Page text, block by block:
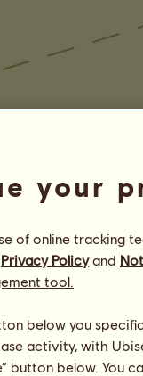
your
of online tracking
Privacy Policyand
tool.
below you
activity, with
button below. You